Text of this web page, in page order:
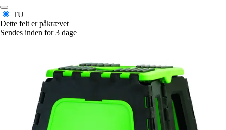
TU
Dette felt er påkrævet
Sendes inden for 3 dage